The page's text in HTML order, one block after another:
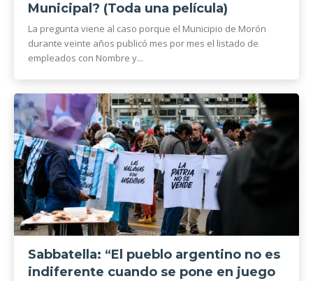
Municipal? (Toda una película)
La pregunta viene al caso porque el Municipio de Morón
durante veinte años publicó mes por mes el listado de
empleados con Nombre y...
Sabbatella: “El pueblo argentino no es
indiferente cuando se pone en juego